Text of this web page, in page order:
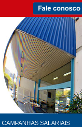
CAMPANHAS SALARIAIS